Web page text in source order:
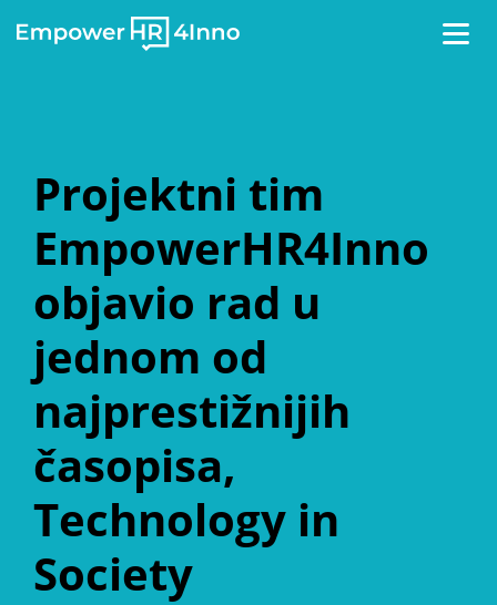
Projektni tim
EmpowerHR4Inno
objavio rad u
jednom od
najprestižnijih
časopisa,
Technology in
Society